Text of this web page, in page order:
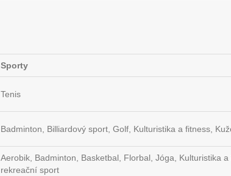
Sporty
Tenis
Badminton, Billiardový sport, Golf, Kulturistika a fitness,
Aerobik, Badminton, Basketbal, Florbal, Jóga, Kulturistika
rekreační sport